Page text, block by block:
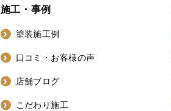
施工・事例
塗装施工例
口コミ・お客様の声
店舗ブログ
こだわり施工